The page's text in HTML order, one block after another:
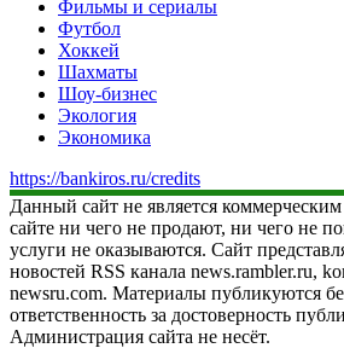
Фильмы и сериалы
Футбол
Хоккей
Шахматы
Шоу-бизнес
Экология
Экономика
https://bankiros.ru/credits
Данный сайт не является
сайте ни чего не продают, ни чего не
услуги не оказываются. Сайт
новостей RSS канала news.rambler.ru,
newsru.com. Материалы публикуются
ответственность за достоверность
Администрация сайта не несёт.